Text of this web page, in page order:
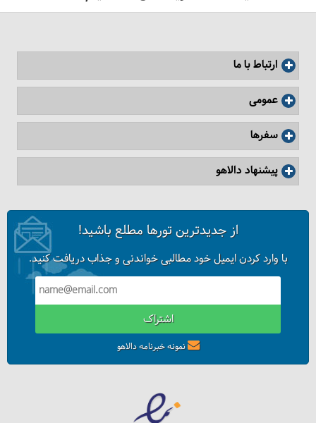
ارتباط با ما
عمومی
سفرها
پیشنهاد دالاهو
از جدیدترین تورها مطلع باشید!
با وارد کردن ایمیل خود مطالبی خواندنی و جذاب دریافت کنید.
اشتراک
نمونه خبرنامه دالاهو